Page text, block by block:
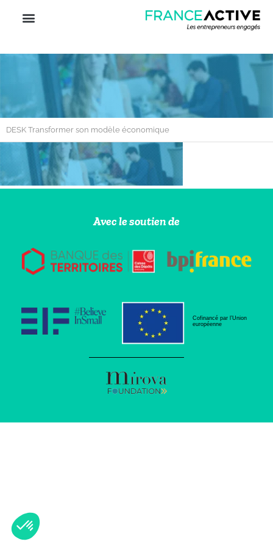
DESK Transformer son modèle économique
Avec le soutien de
Cofinancé par l’Union
européenne